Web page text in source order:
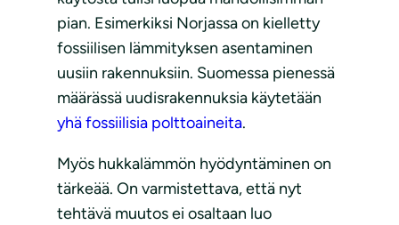
pian. Esimerkiksi Norjassa on kielletty
fossiilisen lämmityksen asentaminen
uusiin rakennuksiin. Suomessa pienessä
määrässä uudisrakennuksia käytetään
yhä fossiilisia polttoaineita.
Myös hukkalämmön hyödyntäminen on
tärkeää. On varmistettava, että nyt
tehtävä muutos ei osaltaan luo